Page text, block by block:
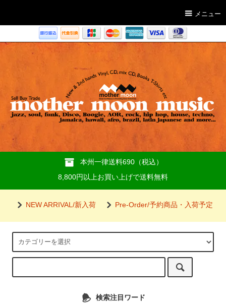
メニュー
本州一律送料690（税込）
8,800円以上お買い上げで送料無料
NEW ARRIVAL/新入荷 Pre-Order/予約商品・入荷予定
検索注目ワード